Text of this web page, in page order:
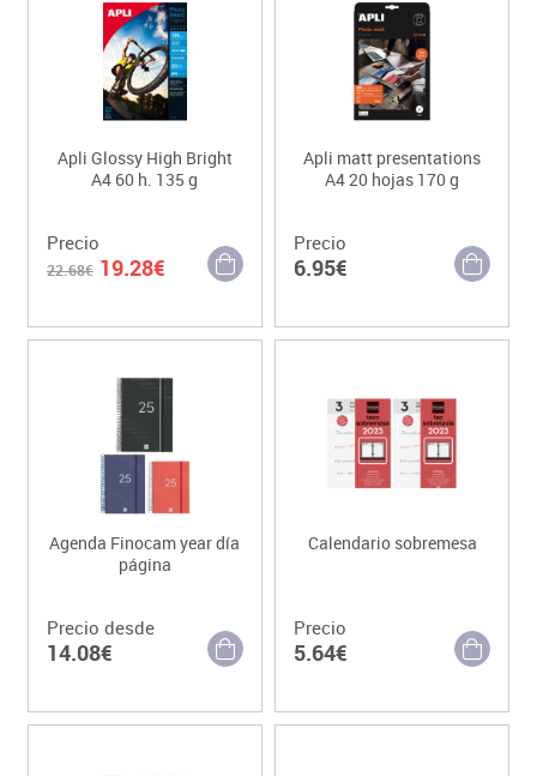
Apli Glossy High Bright
A4 60 h. 135 g
Precio
22.68€ 19.28€
Apli matt presentations
A4 20 hojas 170 g
Precio
6.95€
Agenda Finocam year día
página
Precio desde
14.08€
Calendario sobremesa
Precio
5.64€